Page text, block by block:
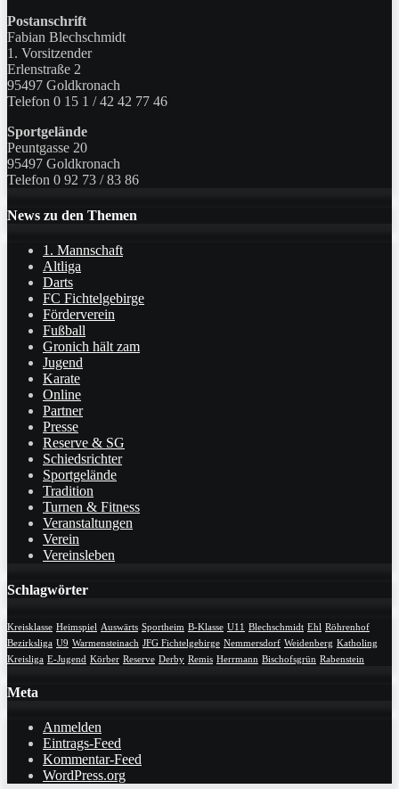
Postanschrift
Fabian Blechschmidt
1. Vorsitzender
Erlenstraße 2
95497 Goldkronach
Telefon 0 15 1 / 42 42 77 46
Sportgelände
Peuntgasse 20
95497 Goldkronach
Telefon 0 92 73 / 83 86
News zu den Themen
1. Mannschaft
Altliga
Darts
FC Fichtelgebirge
Förderverein
Fußball
Gronich hält zam
Jugend
Karate
Online
Partner
Presse
Reserve & SG
Schiedsrichter
Sportgelände
Tradition
Turnen & Fitness
Veranstaltungen
Verein
Vereinsleben
Schlagwörter
Kreisklasse Heimspiel Auswärts Sportheim B-Klasse U11 Blechschmidt Ehl Röhrenhof
Bezirksliga U9 Warmensteinach JFG Fichtelgebirge Nemmersdorf Weidenberg Katholing
Kreisliga E-Jugend Körber Reserve Derby Remis Herrmann Bischofsgrün Rabenstein
Meta
Anmelden
Eintrags-Feed
Kommentar-Feed
WordPress.org